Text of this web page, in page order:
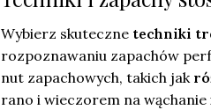
Wybierz skuteczne techniki
rozpoznawaniu zapachów
nut zapachowych, takich jak
rano i wieczorem na